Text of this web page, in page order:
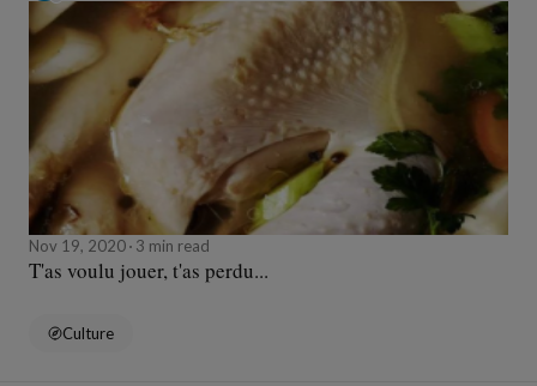
Nov 19, 2020 3 min read
T'as voulu jouer, t'as perdu...
Culture